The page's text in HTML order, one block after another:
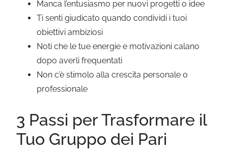
Manca l’entusiasmo per nuovi progetti o idee
Ti senti giudicato quando condividi i tuoi
obiettivi ambiziosi
Noti che le tue energie e motivazioni calano
dopo averli frequentati
Non c’è stimolo alla crescita personale o
professionale
3 Passi per Trasformare il
Tuo Gruppo dei Pari